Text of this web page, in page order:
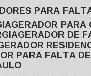
PARA
GERADOR
GERADOR DE
GERADOR
PARA FALTA